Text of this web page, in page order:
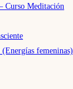
Curso Meditación
femeninas)